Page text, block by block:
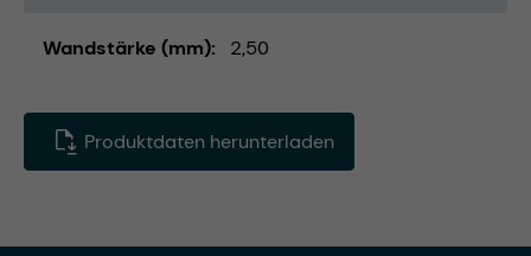
Wandstärke (mm) 2,50
Produktdaten herunterladen